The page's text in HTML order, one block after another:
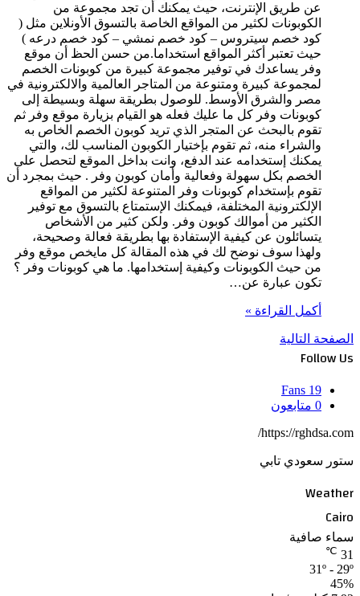
عن طريق الإنترنت، حيث يمكنك أن تجد مجموعة من
الكوبونات لكثير من المواقع الخاصة بالتسوق الأونلاين مثل (
كود خصم سيتروس – كود خصم نمشي – كود خصم درعه )
حيث تعتبر أكثر المواقع استخداما.من حسن الحظ أن موقع
وفر يساعدك في توفير مجموعة كبيرة من كوبونات الخصم
لمجموعة كبيرة ومتنوعة من المتاجر العالمية والالكترونية في
مصر والشرق الأوسط. للوصول بطريقة سهلة وبسيطة إلى
كوبونات وفر كل ما عليك فعله هو القيام بزيارة موقع وفر ثم
تقوم بالبحث عن المتجر الذي تريد كوبون الخصم الخاص به
والشراء منه، ثم تقوم بإختيار الكوبون المناسب لك، والتي
يمكنك إستخدامه عند الدفع، وانت بداخل الموقع لتحصل على
الخصم بكل سهولة وفعالية وأمان كوبون وفر . حيث بمجرد أن
تقوم بإستخدام كوبونات وفر المتنوعة لكثير من المواقع
الإلكترونية المختلفة، فيمكنك الإستمتاع بالتسوق مع توفير
الكثير من أموالك كوبون وفر. ولكن كثير من الأشخاص
يتسائلون عن كيفية الإستفادة بها بطريقة فعالة وصحيحة،
ولهذا سوف نوضح لك في هذه المقالة كل مايخص موقع وفر
من حيث الكوبونات وكيفية إستخدامها. ما هي كوبونات وفر ؟
تكون عبارة عن…
أكمل القراءة »
الصفحة التالية
Follow Us
19
Fans
0 متابعون
https://rghdsa.com/
ستور سعودي تابي
Weather
Cairo
سماء صافية
31
℃
31º - 29º
45%